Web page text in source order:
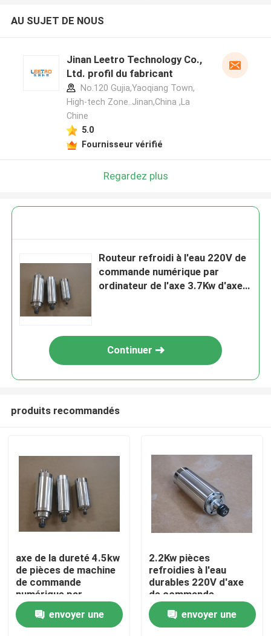
Aperçu
AU SUJET DE NOUS
Jinan Leetro Technology Co.,
Ltd. profil du fabricant
No.120 Gujia,Yaoqiang Town,
High-tech Zone..Jinan,China ,La
Chine
5.0
Fournisseur vérifié
Regardez plus
Routeur refroidi à l'eau 220V de
commande numérique par
ordinateur de l'axe 3.7Kw d'axe
Continuer
produits recommandés
axe de la dureté 4.5kw
de pièces de machine
de commande
numérique par
ordinateur de 125mm
pour le routeur de
commande numérique
envoyer une
2.2Kw pièces
refroidies à l'eau
durables 220V d'axe
de commande
numérique par
ordinateur de l'axe
ER20 1 phase
envoyer une